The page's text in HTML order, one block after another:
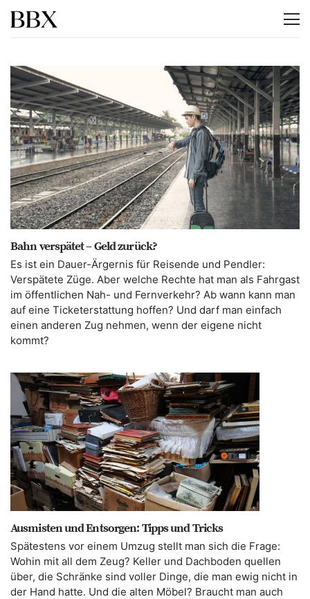
Bahn verspätet – Geld zurück?
Es ist ein Dauer-Ärgernis für Reisende und Pendler:
Verspätete Züge. Aber welche Rechte hat man als Fahrgast
im öffentlichen Nah- und Fernverkehr? Ab wann kann man
auf eine Ticketerstattung hoffen? Und darf man einfach
einen anderen Zug nehmen, wenn der eigene nicht
kommt?
Ausmisten und Entsorgen: Tipps und Tricks
Spätestens vor einem Umzug stellt man sich die Frage:
Wohin mit all dem Zeug? Keller und Dachboden quellen
über, die Schränke sind voller Dinge, die man ewig nicht in
der Hand hatte. Und die alten Möbel? Braucht man auch